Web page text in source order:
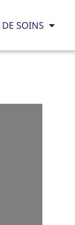
DE SOINS